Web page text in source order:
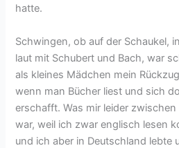
hatte.
Schwingen, ob auf der Schaukel,
laut mit Schubert und Bach, war
als kleines Mädchen mein
wenn man Bücher liest und sich
erschafft. Was mir leider
war, weil ich zwar englisch lesen
und ich aber in Deutschland lebte